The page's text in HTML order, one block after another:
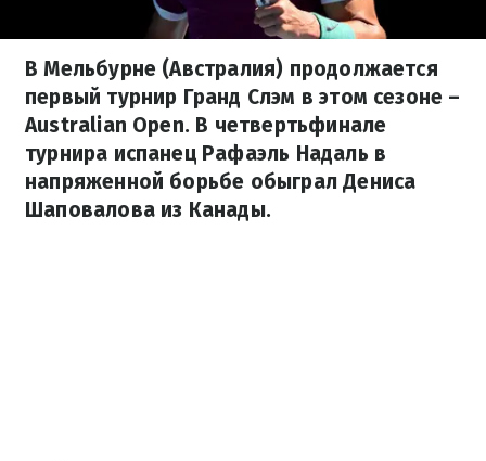
В Мельбурне (Австралия) продолжается
первый турнир Гранд Слэм в этом сезоне –
Australian Open. В четвертьфинале
турнира испанец Рафаэль Надаль в
напряженной борьбе обыграл Дениса
Шаповалова из Канады.